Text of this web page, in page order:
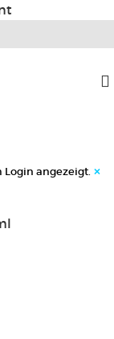
Login angezeigt. ×